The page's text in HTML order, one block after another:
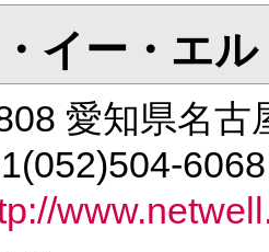
イー・エル
愛知県名古